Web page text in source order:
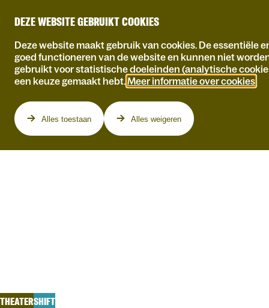
DEZE WEBSITE GEBRUIKT COOKIES
Deze website maakt gebruik van cookies. De essentiële
goed functioneren van de website en kunnen niet
gebruikt voor statistische doeleinden (analytische
een keuze gemaakt hebt. Meer informatie over cookies
Alles toestaan Alles weigeren
THEATERSHIFT